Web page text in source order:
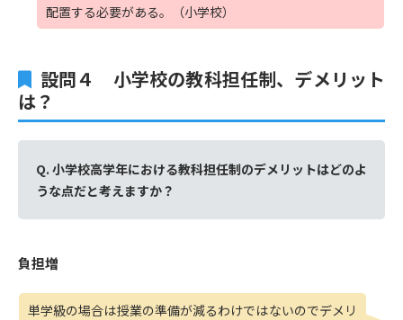
配置する必要がある。（小学校）
設問４ 小学校の教科担任制、デメリット
は？
Q. 小学校高学年における教科担任制のデメリットはどのよ
うな点だと考えますか？
負担増
単学級の場合は授業の準備が減るわけではないのでデメリ